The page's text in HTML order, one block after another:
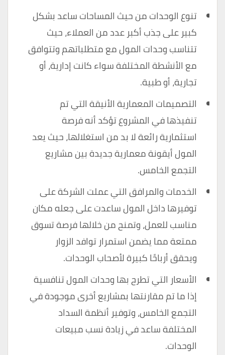
تنوع الوحدات من حيث المساحات ساعد بشكل
كبير على جذب أكبر عدد من العملاء، حيث
تتناسب وحدات المول مع متطلباتهم وتتوافق
مع الأنشطة المختلفة سواء كانت إدارية، أو
تجارية، أو طبية.
التصميمات المعمارية الأنيقة التي تم
تنفيذها في المشروع تؤكد أنه فرصة
استثمارية رائعة لا بد من استغلالها، حيث يعد
المول أيقونة معمارية جديدة بين مشاريع
التجمع الخامس.
الخدمات والمرافق التي عملت الشركة على
توفيرها داخل المول ساعدت على جعله مكان
مناسب للعمل، وتمنح من خلالها فرصة تسوق
ممتعة مما يضمن استمرار توافد الزوار
ويحقق أرباحًا كبيرة لأصحاب الوحدات.
الأسعار التي تطرح بها وحدات المول تنافسية
إذا ما تم مقارنتها بمشاريع أخرى موجودة في
التجمع الخامس، وتوفير أنظمة السداد
المختلفة ساعد في زيادة نسب مبيعات
الوحدات.